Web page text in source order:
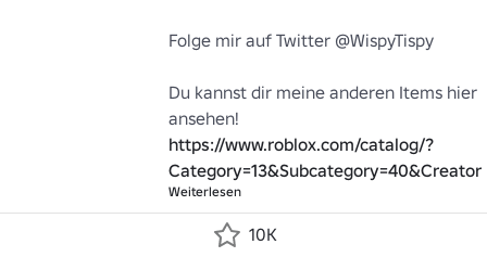
Folge mir auf Twitter @WispyTispy
Du kannst dir meine anderen Items hier
https://www.roblox.com/catalog/?
Weiterlesen
10K